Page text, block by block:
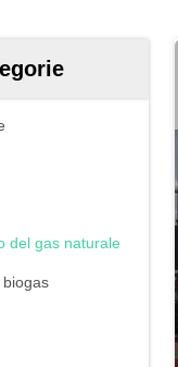
del gas naturale